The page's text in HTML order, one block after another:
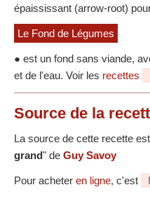
épaississant (arrow-root)
Le Fond de Légumes
● est un fond sans viande,
et de l'eau. Voir les recettes
Source de la
La source de cette recette
grand" de Guy Savoy
Pour acheter en ligne, c'est